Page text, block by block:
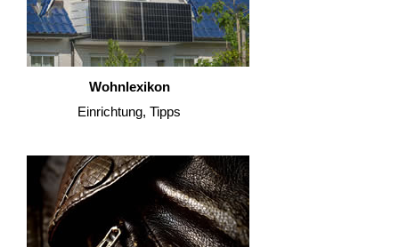
Wohnlexikon
Einrichtung, Tipps